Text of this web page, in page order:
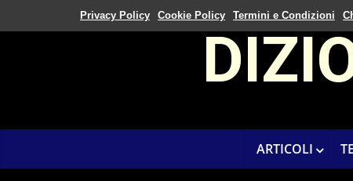
Privacy Policy Cookie Policy Termini e Condizioni
ARTICOLI